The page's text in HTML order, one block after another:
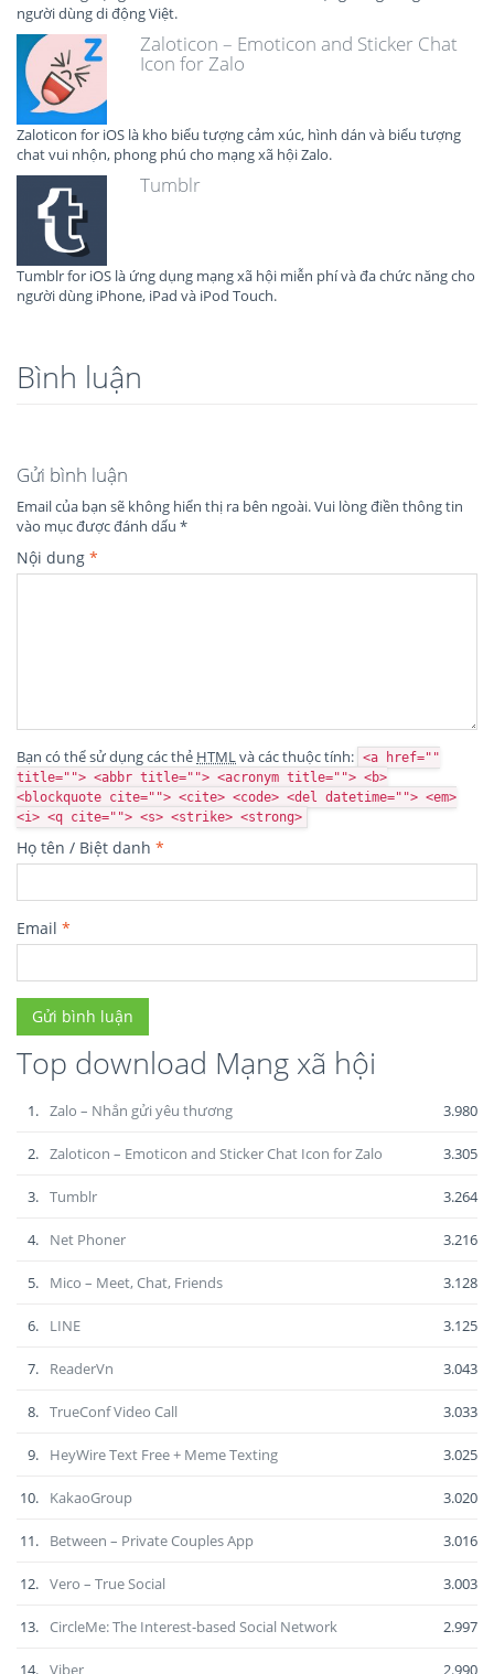
người dùng di động Việt.
Zaloticon – Emoticon and Sticker Chat
Icon for Zalo
Zaloticon for iOS là kho biểu tượng cảm xúc, hình dán và biểu tượng
chat vui nhộn, phong phú cho mạng xã hội Zalo.
Tumblr
Tumblr for iOS là ứng dụng mạng xã hội miễn phí và đa chức năng cho
người dùng iPhone, iPad và iPod Touch.
Bình luận
Gửi bình luận
Email của bạn sẽ không hiển thị ra bên ngoài.Vui lòng điền thông tin
vào mục được đánh dấu *
Nội dung *
Bạn có thể sử dụng các thẻ HTMLvà các thuộc tính: <a href=""
title=""> <abbr title=""> <acronym title=""> <b>
<blockquote cite=""> <cite> <code> <del datetime=""> <em>
<i> <q cite=""> <s> <strike> <strong>
Họ tên / Biệt danh *
Email *
Top download Mạng xã hội
1. Zalo – Nhắn gửi yêu thương 3.980
2. Zaloticon – Emoticon and Sticker Chat Icon for Zalo 3.305
3. Tumblr 3.264
4. Net Phoner 3.216
5. Mico – Meet, Chat, Friends 3.128
6. LINE 3.125
7. ReaderVn 3.043
8. TrueConf Video Call 3.033
9. HeyWire Text Free + Meme Texting 3.025
10. KakaoGroup 3.020
11. Between – Private Couples App 3.016
12. Vero – True Social 3.003
13. CircleMe: The Interest-based Social Network 2.997
14. Viber 2.990